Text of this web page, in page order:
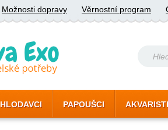
Možnosti dopravy Věrnostní program
HLODAVCI PAPOUŠCI